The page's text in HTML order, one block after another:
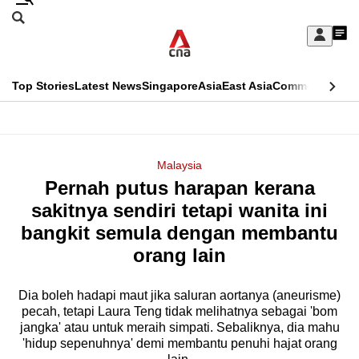
Skip
Sign
My
menu
Search
CNAR
Top StoriesLatest NewsSingaporeAsiaEast AsiaCommentary
Menu
Malaysia
Pernah putus harapan kerana
sakitnya sendiri tetapi wanita ini
bangkit semula dengan membantu
orang lain
Dia boleh hadapi maut jika saluran aortanya (aneurisme)
pecah, tetapi Laura Teng tidak melihatnya sebagai 'bom
jangka' atau untuk meraih simpati. Sebaliknya, dia mahu
'hidup sepenuhnya' demi membantu penuhi hajat orang
This
longer
supported
know
it's
a
hassle